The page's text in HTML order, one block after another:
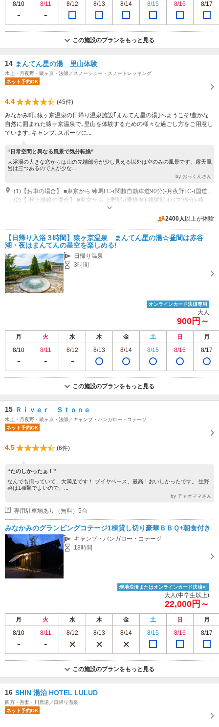
8/10
8/11 8/12 8/13 8/14 8/15 8/16 8/17
この施設のプランをもっと見る
14 まんてん星の湯 里山体験
水上・月夜野・猿ヶ京・法師／スノーシュー・スノートレッキング
ネット予約OK
4.4
(45件)
みなかみ町､猿ヶ京温泉の日帰り温泉施設｢まんてん星の湯｣へようこそ!豊かな
自然に囲まれた猿ヶ京温泉で､里山を体験するための様々な過ごし方をご用意し
ています｡キャンプ､スポーツに...
“日常空間と異なる風景で気分転換”
大浴場の大きな窓からは山の先端部分が少し見える以外は空のみの風景です。露天風
呂は三つあるので人が少な...
by おっくんさん
(1)【お車の場合】 ■東京から 練馬I.C-(関越自動車道90分)-月夜野I.C-(国道17号線20分)-猿ヶ京温泉 ■新潟から 新潟西I.C-(北陸・関越自動車道115分)-月夜野I.C-(国道17号線20分)-猿ヶ京温泉
営業時間：<平日>午前10時～午後８時 入館受付は午後8時迄 <土日祝日>
午前10時～午後9時 入館受付は午後8時迄 休館日：毎週火曜日 (祝日の場合
2400人 以上が体験
【日帰り入浴３時間】猿ヶ京温泉 まんてん星の湯☆昼間は赤谷
湖・夜はまんてんの星空を楽しめる!
日帰り温泉
3時間
オンラインカード決済専用
大人
900円～
月 火 水 木 金 土 日
月
8/10
8/11 8/12 8/13 8/14 8/15 8/16 8/17
この施設のプランをもっと見る
15 Ｒｉｖｅｒ Ｓｔｏｎｅ
水上・月夜野・猿ヶ京・法師／キャンプ・バンガロー・コテージ
ネット予約OK
4.5 (6件)
“たのしかったぁ！”
なんでも揃っていて、大満足です！ ブイヤベース、最高！おいしかったです。 生野
菜は1種類でよいので、...
by チャオママさん
専用駐車場あり（無料）5台
みなかみのグランピングコテージ1棟貸し切り豪華ＢＢＱ+朝食付き
キャンプ・バンガロー・コテージ
18時間
現地決済またはオンラインカード決済可
大人(中学生以上)
22,000円～
月 火 水 木 金 土 日
月
8/10
8/11 8/12 8/13 8/14 8/15 8/16 8/17
この施設のプランをもっと見る
16 SHIN 湯治 HOTEL LULUD
四万・吾妻・川原湯／日帰り温泉
ネット予約OK